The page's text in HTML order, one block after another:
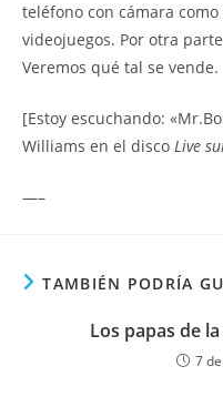
teléfono con cámara
videojuegos. Por otra
Veremos qué tal se vende.
[Estoy escuchando:
Williams en el disco Live
—–
TAMBIÉN PODRÍA
Los papas de
7